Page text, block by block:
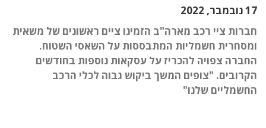
17 נובמבר, 2022
חברות ציי רכב מארה"ב הזמינו ציים ראשונים של משאית
ומסחרית חשמליות המתבססות על השאסי השטוח.
החברה צפויה להכריז על עסקאות נוספות בחודשים
הקרובים. "צופים המשך ביקוש גבוה לכלי הרכב
החשמליים שלנו"